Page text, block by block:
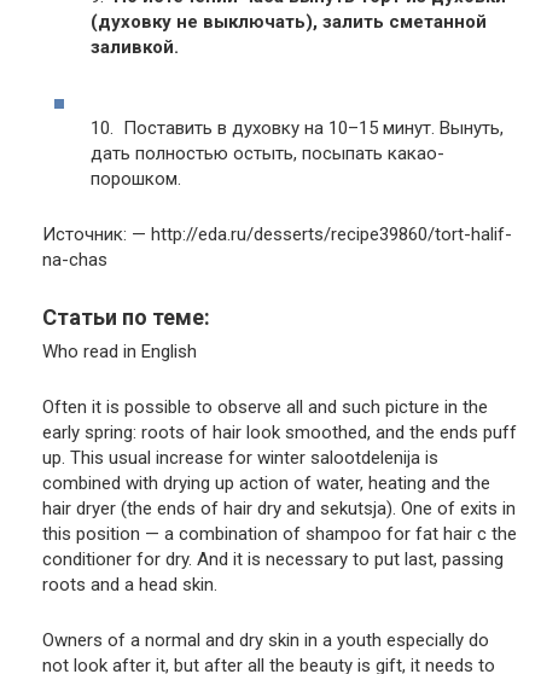
(духовку не выключать), залить сметанной
заливкой.
10. Поставить в духовку на 10–15 минут. Вынуть,
дать полностью остыть, посыпать какао-
порошком.
Источник: — http://eda.ru/desserts/recipe39860/tort-halif-
na-chas
Статьи по теме:
Who read in English
Often it is possible to observe all and such picture in the
early spring: roots of hair look smoothed, and the ends puff
up. This usual increase for winter salootdelenija is
combined with drying up action of water, heating and the
hair dryer (the ends of hair dry and sekutsja). One of exits in
this position — a combination of shampoo for fat hair c the
conditioner for dry. And it is necessary to put last, passing
roots and a head skin.
Owners of a normal and dry skin in a youth especially do
not look after it, but after all the beauty is gift, it needs to